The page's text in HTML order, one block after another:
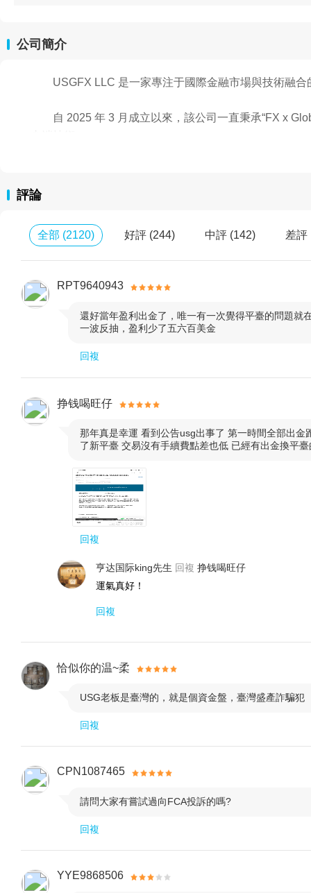
公司簡介
USGFX LLC 是一家專注于國際金融市場與技術融合
自 2025 年 3 月成立以來，該公司一直秉承“FX x
我們從全球視角支持外匯交易，開發并提供實時分
略交易。
我們的
全球市場分析專業知識
深刻的了解。
利用尖端技術
我們專有的算法，由人工智能和機器學習驅動，從
面將復雜的市場趨勢可視化。
多元文化和多語言團隊
我們擁有來自不同國家、具備不同專業技能的員工
勢在于能夠利用與海外金融機構的合作網絡收集信息。
教育和社區關注
我們重視知識和經驗的分享，我們運營高質量的教
企業理念
“借助 USGFX 進軍全球市場：跨境外匯交易的無限
我們認為，提高金融素養、培養負責任的交易文化
評論
全部 (2120) 好評 (244) 中評 (142) 差評
RPT9640943
還好當年盈利出金了，唯一有一次覺得平臺的問題就
一波反抽，盈利少了五六百美金
回複
挣钱喝旺仔
那年真是幸運 看到公告usg出事了 第一時間全部出
了新平臺 交易沒有手續費點差也低 已經有出金換平
回複
亨达国际king先生 回複 挣钱喝旺仔
運氣真好！
回複
恰似你的温~柔
USG老板是臺灣的，就是個資金盤，臺灣盛產詐騙犯
回複
CPN1087465
請問大家有嘗試過向FCA投訴的嗎?
回複
YYE9868506